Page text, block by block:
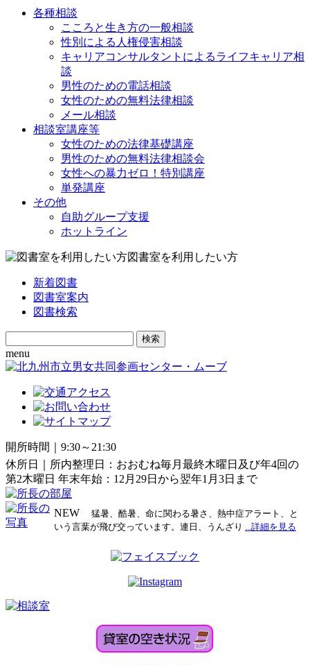
各種相談
こころと生き方の一般相談
性別による人権侵害相談
キャリアコンサルタントによるライフキャリア相
談
男性のための電話相談
女性のための無料法律相談
メール相談
相談室講座等
女性のための法律基礎講座
男性のための無料法律相談会
女性への暴力ゼロ！特別講座
単発講座
その他
自助グループ支援
ホットライン
図書室を利用したい方
新着図書
図書室案内
図書検索
Search
for:
menu
開所時間｜9:30～21:30
休所日｜所内整理日：おおむね毎月最終木曜日及び年4回の
第2木曜日 年末年始：12月29日から翌年1月3日まで
NEW
猛暑、酷暑、命に関わる暑さ、熱中症アラート、と
いう言葉が飛び交っています。連日、うんざり ...詳細を見る